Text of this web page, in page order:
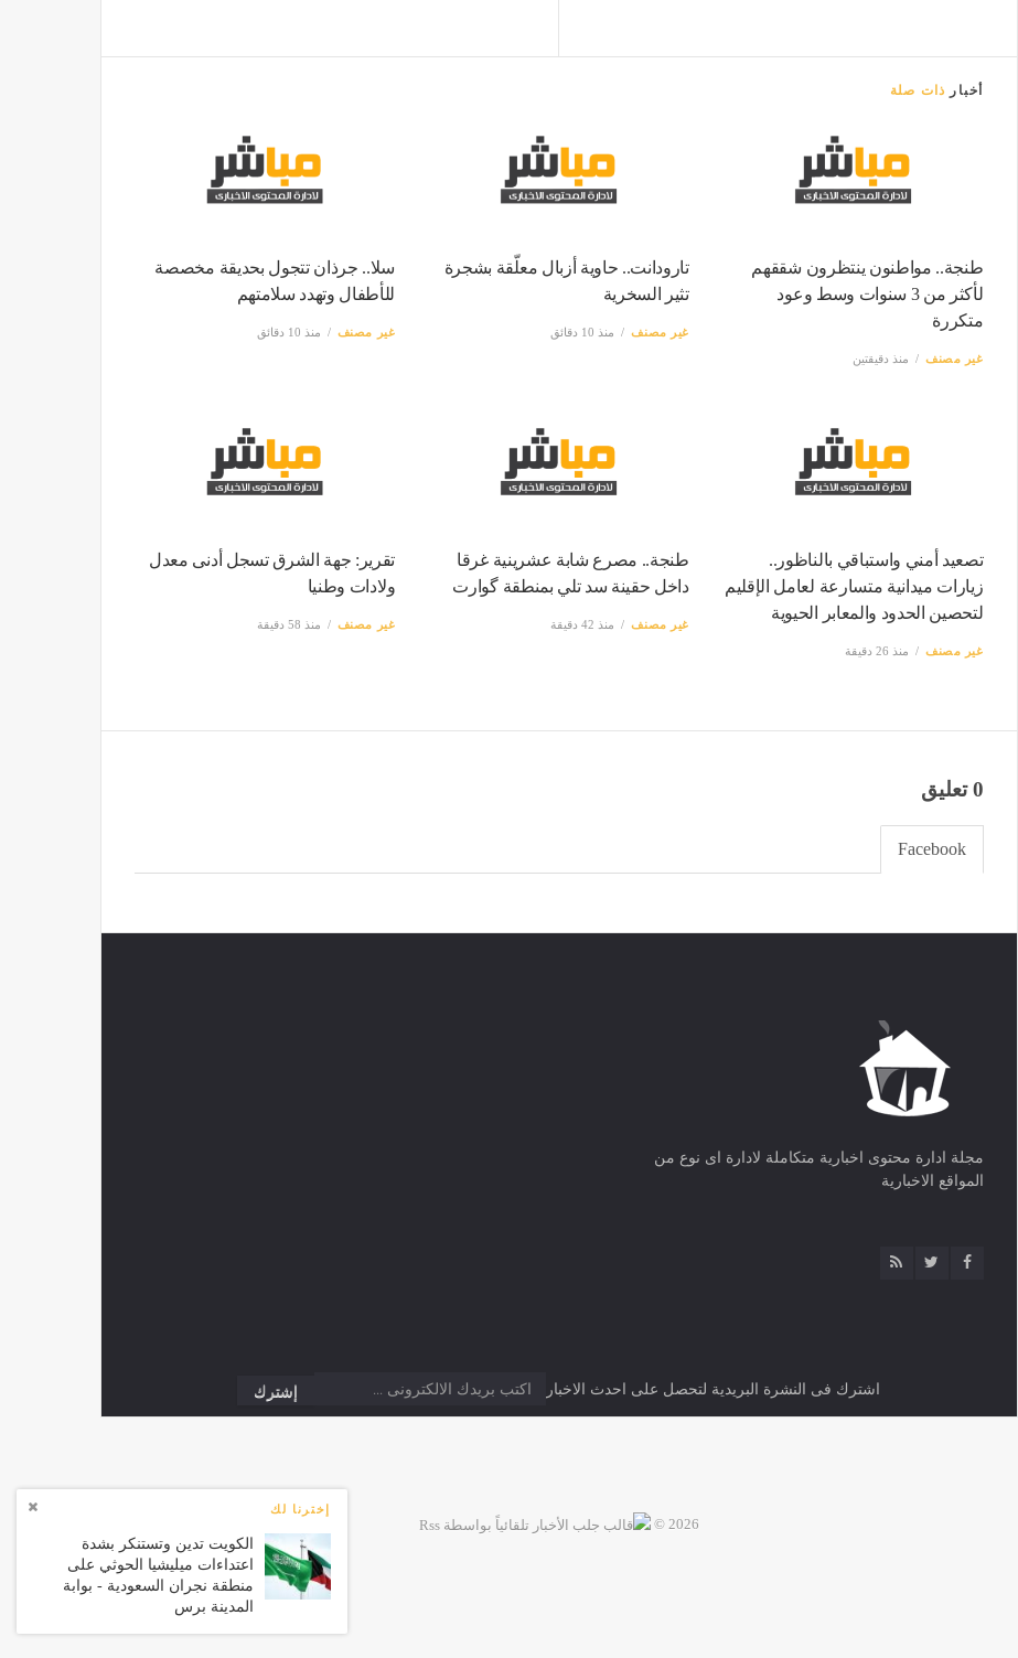
إخترنا لك
الكويت تدين وتستنكر بشدة
اعتداءات ميليشيا الحوثي على
منطقة نجران السعودية - بوابة
المدينة برس
أخبار ذات صلة
طنجة.. مواطنون ينتظرون شققهم
لأكثر من 3 سنوات وسط وعود
متكررة
غير مصنف منذ دقيقتين
تارودانت.. حاوية أزبال معلّقة بشجرة
تثير السخرية
غير مصنف منذ 10 دقائق
سلا.. جرذان تتجول بحديقة مخصصة
للأطفال وتهدد سلامتهم
غير مصنف منذ 10 دقائق
تصعيد أمني واستباقي بالناظور..
زيارات ميدانية متسارعة لعامل الإقليم
لتحصين الحدود والمعابر الحيوية
غير مصنف منذ 26 دقيقة
طنجة.. مصرع شابة عشرينية غرقا
داخل حقينة سد تلي بمنطقة گوارت
غير مصنف منذ 42 دقيقة
تقرير: جهة الشرق تسجل أدنى معدل
ولادات وطنيا
غير مصنف منذ 58 دقيقة
0 تعليق
Facebook
مجلة ادارة محتوى اخبارية متكاملة لادارة اى نوع من
المواقع الاخبارية
اشترك فى النشرة البريدية لتحصل على احدث الاخبار
2026 ©